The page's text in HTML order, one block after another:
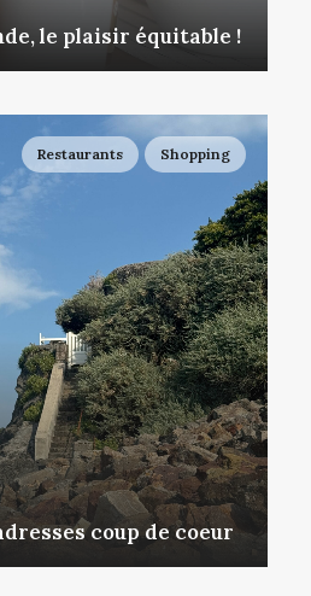
le plaisir équitable !
Restaurants Shopping
coup de coeur